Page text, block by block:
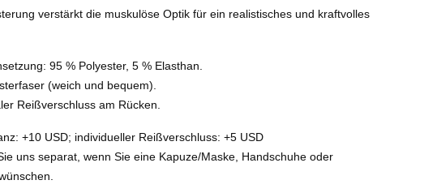
verstärkt die muskulöse Optik für ein realistisches und kraftvolles
95 % Polyester, 5 % Elasthan.
(weich und bequem).
Reißverschluss am Rücken.
+10 USD; individueller Reißverschluss: +5 USD
uns separat, wenn Sie eine Kapuze/Maske, Handschuhe oder